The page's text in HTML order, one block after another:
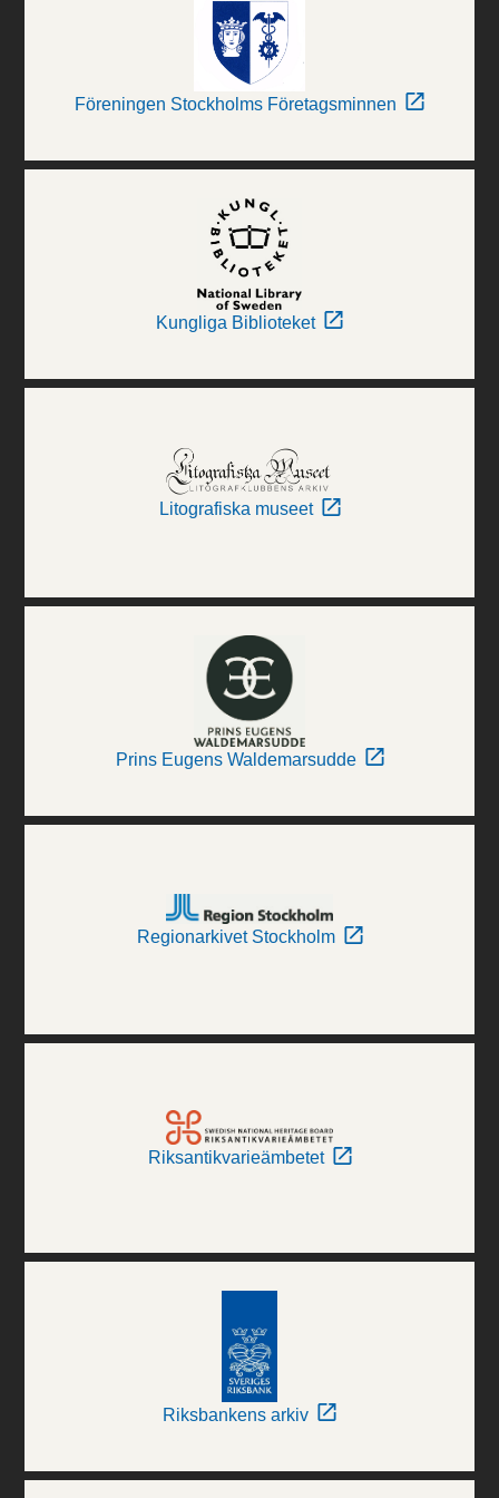
Föreningen Stockholms Företagsminnen
Kungliga Biblioteket
Litografiska museet
Prins Eugens Waldemarsudde
Regionarkivet Stockholm
Riksantikvarieämbetet
Riksbankens arkiv